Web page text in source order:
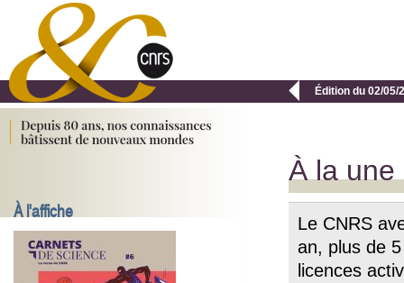
 Édition du 02/05/
À l'affiche
À la une
Le CNRS
an, plus de
licences